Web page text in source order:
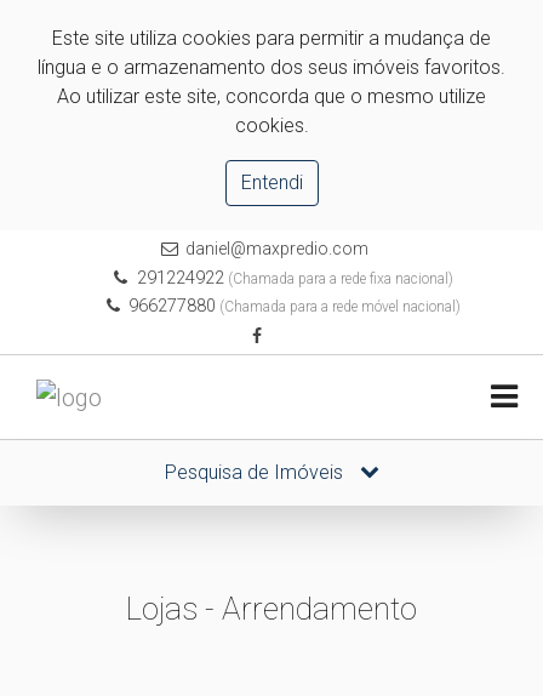
Este site utiliza cookies para permitir a mudança de
língua e o armazenamento dos seus imóveis favoritos.
Ao utilizar este site, concorda que o mesmo utilize
cookies.
Entendi
daniel@maxpredio.com
291224922(Chamada para a rede fixa nacional)
966277880 (Chamada para a rede móvel nacional)
Pesquisa de Imóveis
Lojas - Arrendamento